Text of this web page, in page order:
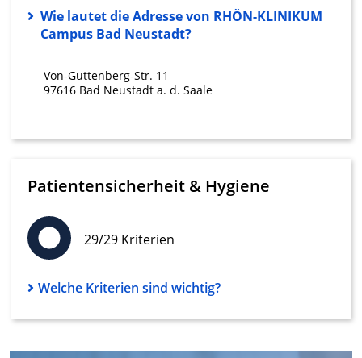
Wie lautet die Adresse von RHÖN-KLINIKUM
Campus Bad Neustadt?
Von-Guttenberg-Str. 11
97616 Bad Neustadt a. d. Saale
Patientensicherheit & Hygiene
29/29 Kriterien
Welche Kriterien sind wichtig?
Erstellung von Profilen zur Personalisierung
von Inhalten
personalisierter Inhalte
Messung der Performance von Inhalten
oder Kombinationen von Daten aus
Entwicklung und Verbesserung der
Angebote
Verwendung reduzierter Daten zur Auswahl
von Inhalten
IAB-Besonderheiten:
Verwendung genauer Standortdaten